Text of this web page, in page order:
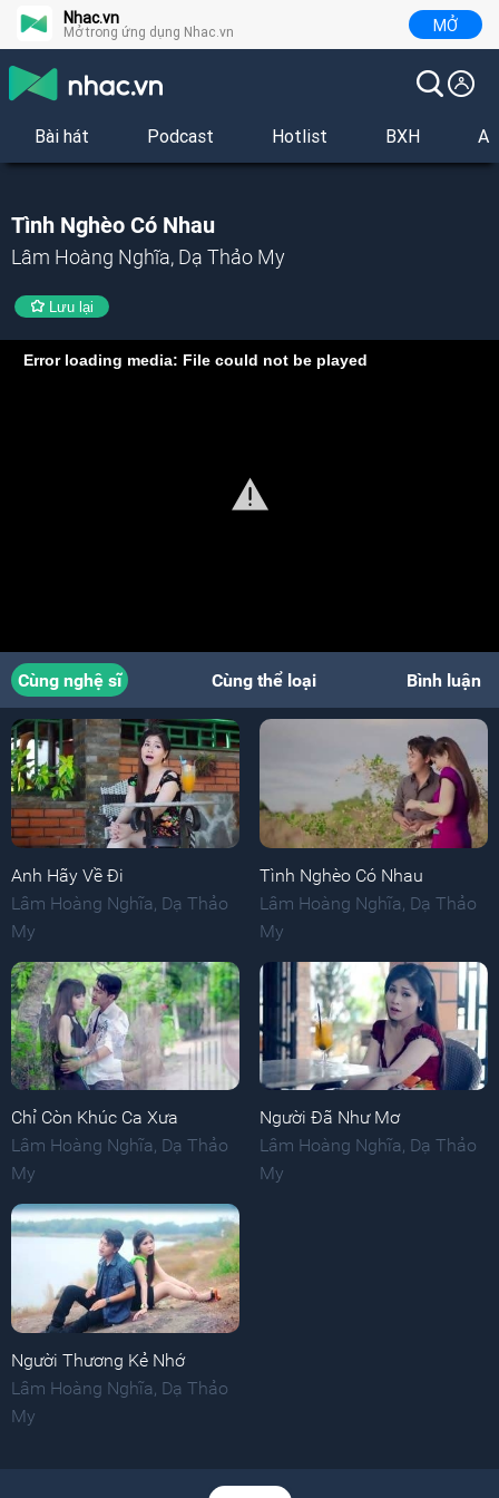
Nhac.vn
Mở trong ứng dụng Nhac.vn MỞ
Bài hát Podcast Hotlist BXH
Tình Nghèo Có Nhau
Lâm Hoàng Nghĩa, Dạ Thảo My
Lưu lại
Error loading media: File could not be played
Cùng nghệ sĩ Cùng thể loại Bình luận
Anh Hãy Về Đi
Lâm Hoàng Nghĩa Dạ Thảo
My
Tình Nghèo Có Nhau
Lâm Hoàng Nghĩa Dạ Thảo
My
Chỉ Còn Khúc Ca Xưa
Lâm Hoàng Nghĩa, Dạ Thảo
My
Người Đã Như Mơ
Lâm Hoàng Nghĩa, Dạ Thảo
My
Người Thương Kẻ Nhớ
Lâm Hoàng Nghĩa Dạ Thảo
My